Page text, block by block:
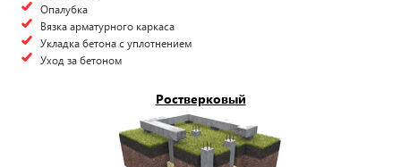
Опалубка
Вязка арматурного каркаса
Укладка бетона с уплотнением
Уход за бетоном
Ростверковый